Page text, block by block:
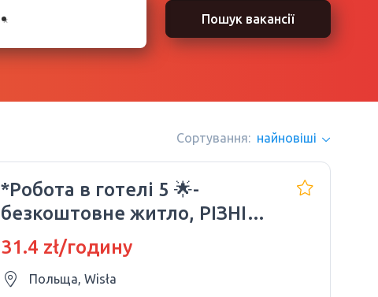
× Пошук вакансії
Сортування: найновіші
*Робота в готелі 5 🌟-
безкоштовне житло, РІЗНІ
ПОЗИЦІЇ*
31.4 zł/годину
Польща, Wisła